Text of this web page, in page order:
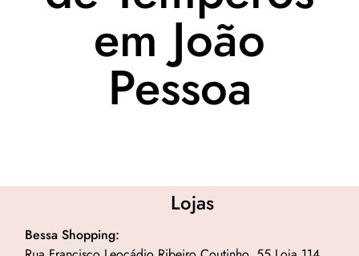
em João
Pessoa
Lojas
Bessa Shopping: